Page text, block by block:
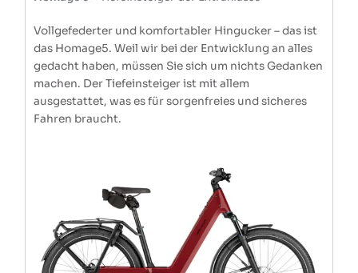
Vollgefederter und komfortabler Hingucker – das ist
das Homage5. Weil wir bei der Entwicklung an alles
gedacht haben, müssen Sie sich um nichts Gedanken
machen. Der Tiefeinsteiger ist mit allem
ausgestattet, was es für sorgenfreies und sicheres
Fahren braucht.